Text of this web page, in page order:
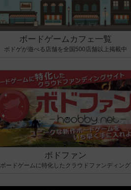
ボードゲームカフェ一覧
ボドゲが遊べる店舗を全国500店舗以上掲載中
ボドファン
ボードゲームに特化したクラウドファンディング